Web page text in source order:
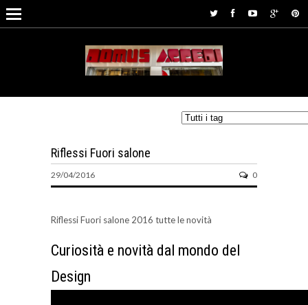
Riflessi Fuori salone
29/04/2016 0
Riflessi Fuori salone 2016 tutte le novità
Curiosità e novità dal mondo del
Design